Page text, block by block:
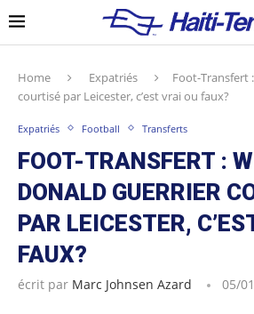
Home Expatriés
Foot-Transfert
courtisé par Leicester, c’est vrai ou faux?
Expatriés Football Transferts
FOOT-TRANSFERT :
DONALD GUERRIER
PAR LEICESTER,
FAUX?
écrit par Marc Johnsen Azard 05/